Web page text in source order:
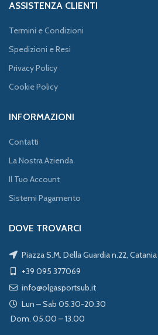
ASSISTENZA CLIENTI
Termini e Condizioni
Spedizioni e Resi
Privacy Policy
Cookie Policy
INFORMAZIONI
Contatti
La Nostra Azienda
Il Tuo Account
Sistemi Pagamento
DOVE TROVARCI
Piazza S.M. Della Guardia n.22, Catania
+39 095 377069
info@olgasportsub.it
Lun – Sab 05.30-20.30
Dom. 05.00 – 13.00